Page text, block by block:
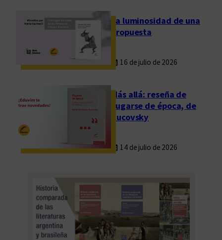
La luminosidad de una
propuesta
16 de julio de 2026
Más allá: reseña de
Fugarse de época, de
Rucovsky
14 de julio de 2026